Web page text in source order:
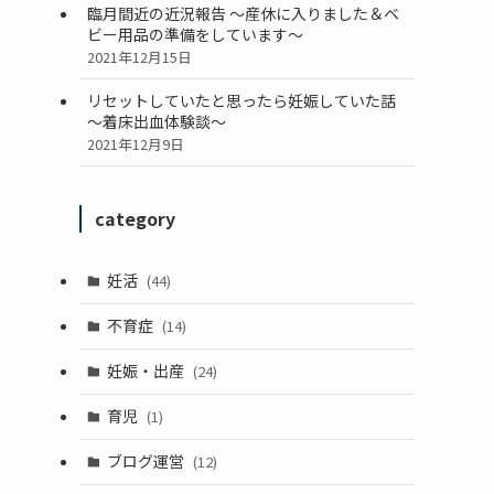
臨月間近の近況報告 ～産休に入りました＆ベ
ビー用品の準備をしています～
2021年12月15日
リセットしていたと思ったら妊娠していた話
～着床出血体験談～
2021年12月9日
category
妊活 (44)
不育症 (14)
妊娠・出産 (24)
育児 (1)
ブログ運営 (12)